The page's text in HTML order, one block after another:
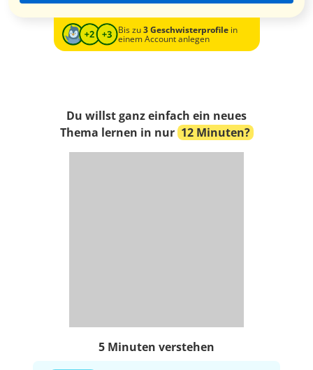
Bis zu3 Geschwisterprofilein
einem Account anlegen
Du willst ganz einfach ein neues
Thema lernen in nur 12 Minuten?
5 Minuten verstehen